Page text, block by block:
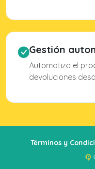
Gestión
Automatiza el
devoluciones
Términos y